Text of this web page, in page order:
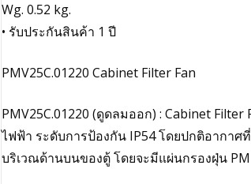
Wg. 0.52 kg.
• รับประกันสินค้า 1 ปี
PMV25C.01220 Cabinet Filter Fan
PMV25C.01220 (ดูดลมออก) : Cabinet
ไฟฟ้า ระดับการป้องกัน IP54 โดยปกติอากา
บริเวณด้านบนของตู้ โดยจะมีแผ่นกรองฝุ่น